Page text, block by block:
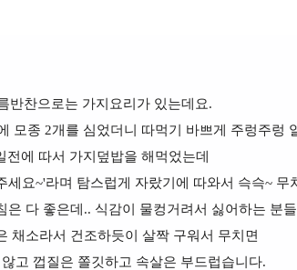
반찬으로는 가지요리가 있는데요.
모종 2개를 심었더니 따먹기 바쁘게 주렁주렁
전에 따서 가지덮밥을 해먹었는데
세요~'라며 탐스럽게 자랐기에 따와서 슥슥~ 무
은 다 좋은데.. 식감이 물컹거려서 싫어하는 분
채소라서 건조하듯이 살짝 구워서 무치면
고 껍질은 쫄깃하고 속살은 부드럽습니다.